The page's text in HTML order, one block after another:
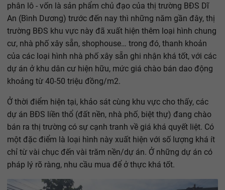
phân lô - vốn là sản phẩm chủ đạo của thị trường BĐS Dĩ
An (Bình Dương) trước đến nay thì những năm gần đây, thị
trường BĐS khu vực này đã xuất hiện thêm loại hình chung
cư, nhà phố xây sẵn, shophouse… trong đó, thanh khoản
của các loại hình nhà phố xây sẵn ghi nhận khá tốt, với các
dự án ở khu dân cư hiện hữu, mức giá chào bán dao động
khoảng từ 40-50 triệu đồng/m2.
Ở thời điểm hiện tại, khảo sát cùng khu vực cho thấy, các
dự án BĐS liền thổ (đất nền, nhà phố, biệt thự) đang chào
bán ra thị trường có sự cạnh tranh về giá khá quyết liệt. Có
một đặc điểm là loại hình này xuất hiện với số lượng khá ít
chỉ từ vài chục đến vài trăm nền/dự án. Ở những dự án có
pháp lý rõ ràng, nhu cầu mua để ở thực khá tốt.